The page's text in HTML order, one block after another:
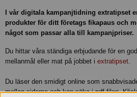
I vår digitala kampanjtidning extratipset
produkter för ditt företags fikapaus och
något som passar alla till kampanjpriser.
Du hittar våra ständiga erbjudande för en
mellanmål eller mat på jobbet i extratipset
Du läser den smidigt online som
mellan sidorna och kan söka i pdf-filen.